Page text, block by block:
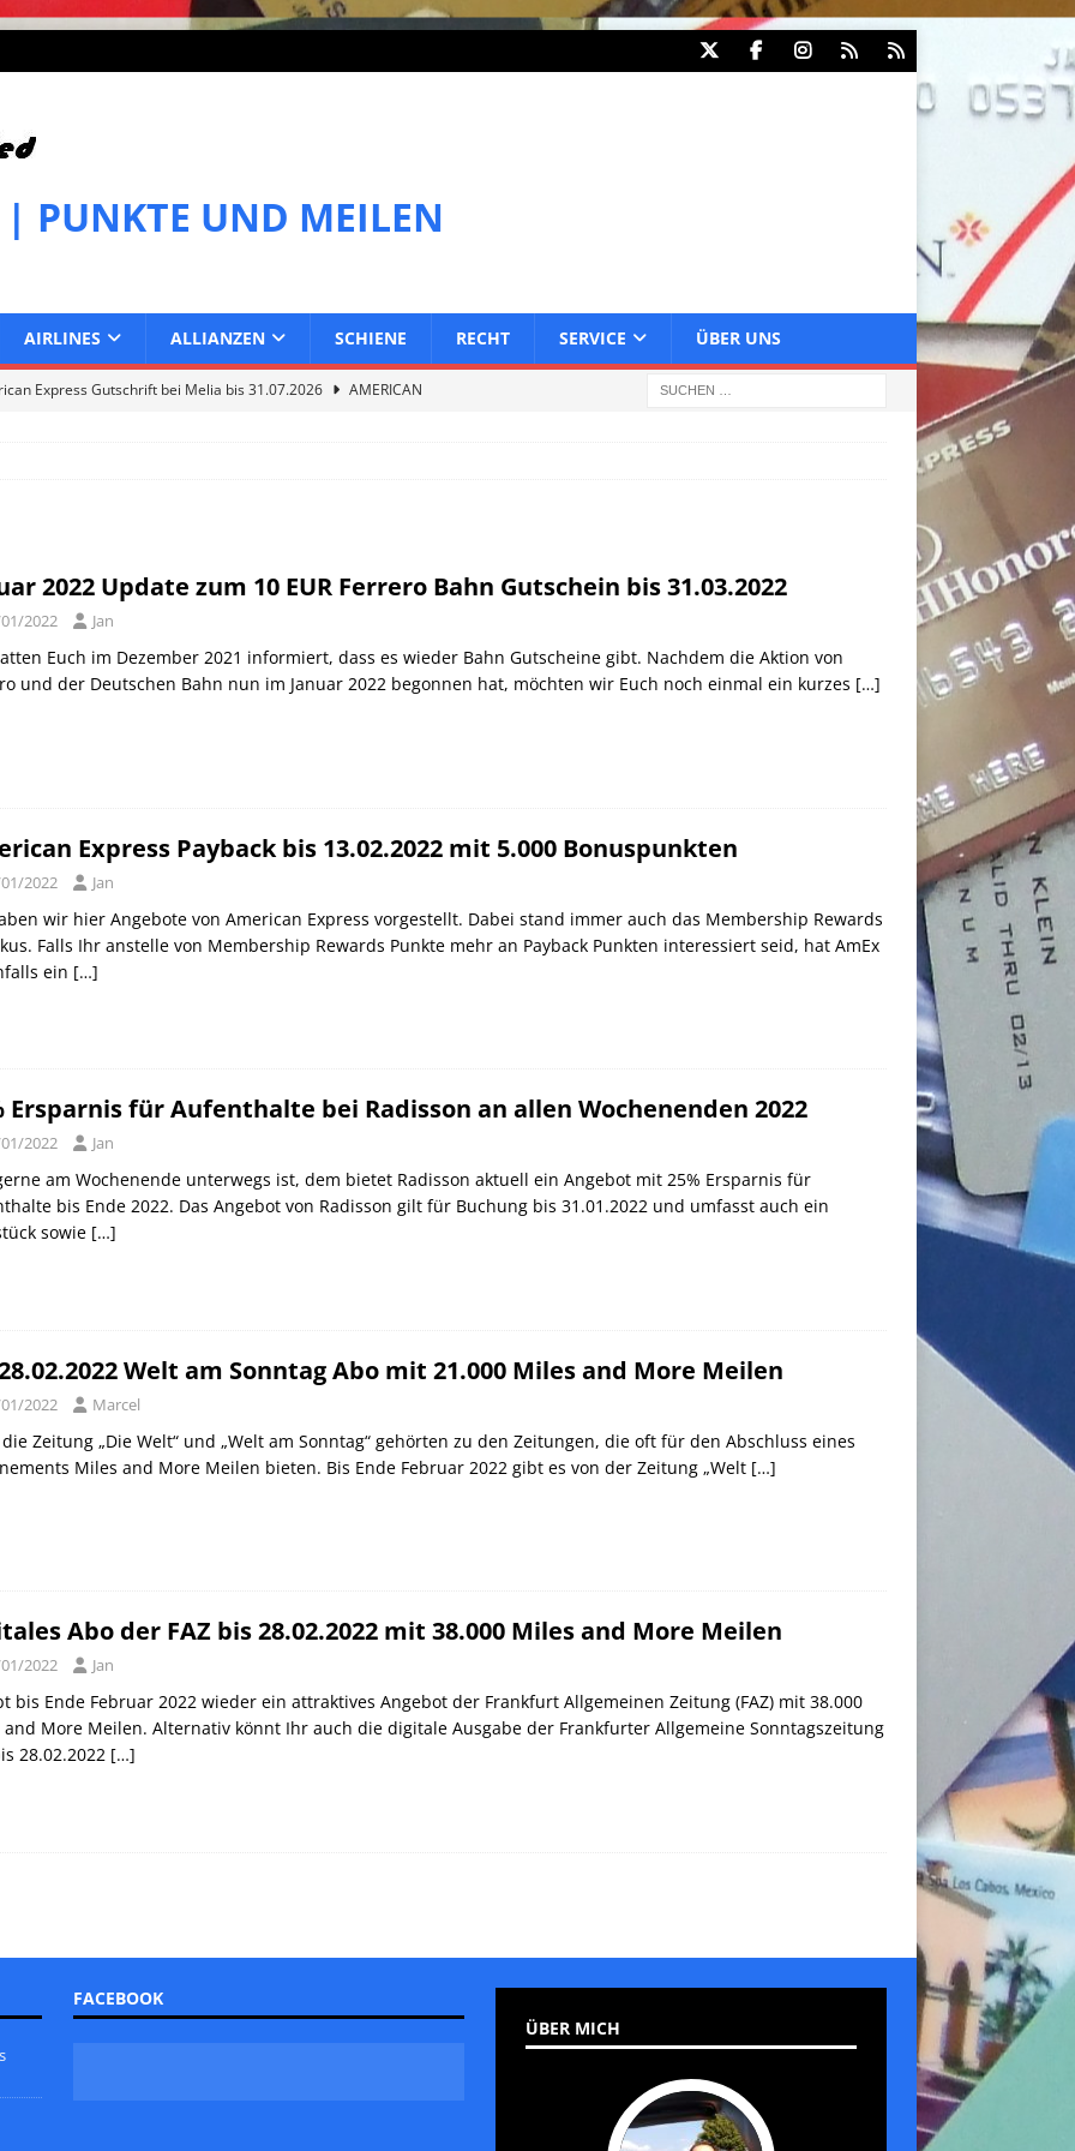
PUNKTE UND MEILEN
AIRLINES ALLIANZEN SCHIENE RECHT SERVICE ÜBER UNS
Express Gutschrift bei Melia bis 31.07.2026
AMERICAN
Bahncard 50 bis Ende Juli 2026
SCHIENE
Express Gutschrift bei Hyatt bis 19.07.2026
2022 Update zum 10 EUR Ferrero Bahn Gutschein bis 31.03.2022
2022 Jan
Euch im Dezember 2021 informiert, dass es wieder Bahn Gutscheine gibt. Nachdem die Aktion von
und der Deutschen Bahn nun im Januar 2022 begonnen hat, möchten wir Euch noch einmal ein kurzes […]
Express Payback bis 13.02.2022 mit 5.000 Bonuspunkten
2022 Jan
wir hier Angebote von American Express vorgestellt. Dabei stand immer auch das Membership Rewards
Falls Ihr anstelle von Membership Rewards Punkte mehr an Payback Punkten interessiert seid, hat AmEx
ein […]
Ersparnis für Aufenthalte bei Radisson an allen Wochenenden 2022
2022 Jan
am Wochenende unterwegs ist, dem bietet Radisson aktuell ein Angebot mit 25% Ersparnis für
bis Ende 2022. Das Angebot von Radisson gilt für Buchung bis 31.01.2022 und umfasst auch ein
sowie […]
Welt am Sonntag Abo mit 21.000 Miles and More Meilen
2022 Marcel
Zeitung „Die Welt“ und „Welt am Sonntag“ gehörten zu den Zeitungen, die oft für den Abschluss eines
Miles and More Meilen bieten. Bis Ende Februar 2022 gibt es von der Zeitung „Welt […]
Abo der FAZ bis 28.02.2022 mit 38.000 Miles and More Meilen
2022 Jan
bis Ende Februar 2022 wieder ein attraktives Angebot der Frankfurt Allgemeinen Zeitung (FAZ) mit 38.000
and More Meilen. Alternativ könnt Ihr auch die digitale Ausgabe der Frankfurter Allgemeine Sonntagszeitung
28.02.2022 […]
FACEBOOK
ÜBER MICH